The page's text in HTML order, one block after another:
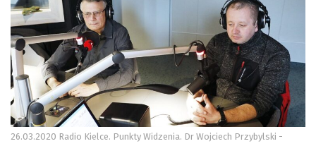
26.03.2020 Radio Kielce. Punkty Widzenia. Dr Wojciech Przybylski -